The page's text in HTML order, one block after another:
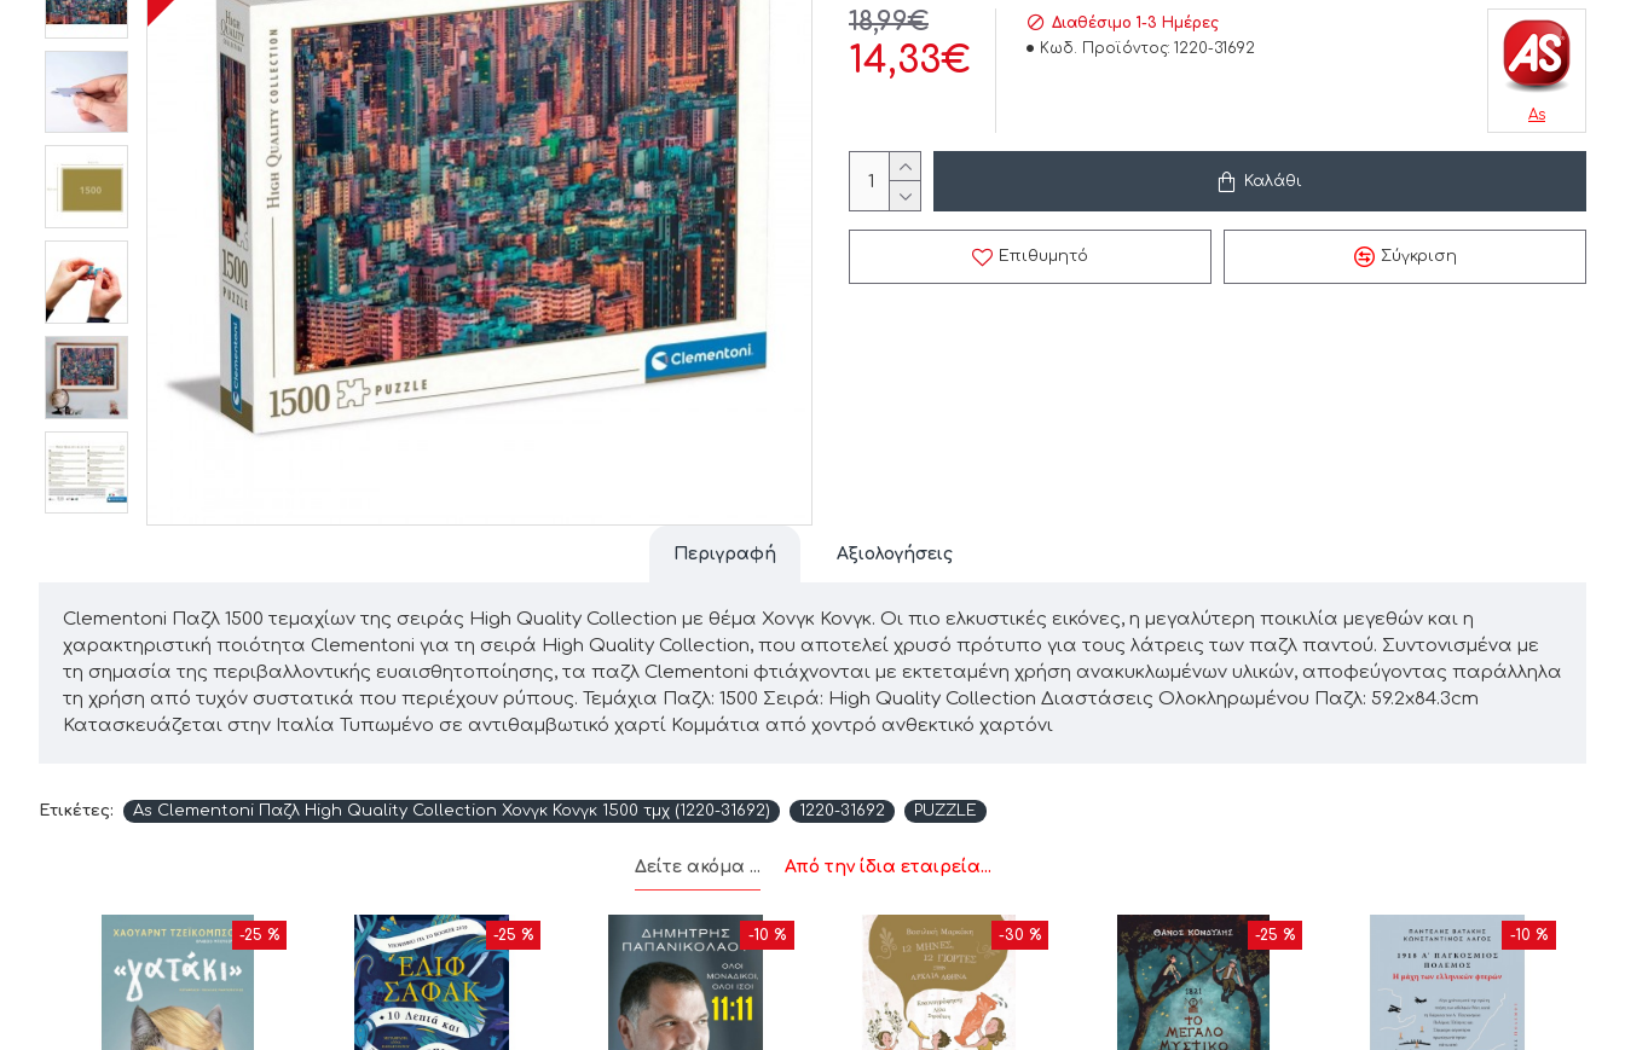
14,33€
18,99€
Διαθέσιμο 1-3 Ημέρες
Κωδ. Προϊόντος: 1220-31692
As
Καλάθι
Επιθυμητό Σύγκριση
Περιγραφή Αξιολογήσεις
Clementoni Παζλ 1500 τεμαχίων της σειράς High Quality Collection με θέμα Χονγκ Κονγκ. Οι πιο ελκυστικές εικόνες, η μεγαλύτερη ποικιλία μεγεθών και η
χαρακτηριστική ποιότητα Clementoni για τη σειρά High Quality Collection, που αποτελεί χρυσό πρότυπο για τους λάτρεις των παζλ παντού. Συντονισμένα με
τη σημασία της περιβαλλοντικής ευαισθητοποίησης, τα παζλ Clementoni φτιάχνονται με εκτεταμένη χρήση ανακυκλωμένων υλικών, αποφεύγοντας παράλληλα
τη χρήση από τυχόν συστατικά που περιέχουν ρύπους. Τεμάχια Παζλ: 1500 Σειρά: High Quality Collection Διαστάσεις Ολοκληρωμένου Παζλ: 59.2x84.3cm
Κατασκευάζεται στην Ιταλία Τυπωμένο σε αντιθαμβωτικό χαρτί Κομμάτια από χοντρό ανθεκτικό χαρτόνι
Ετικέτες: As Clementoni Παζλ High Quality Collection Χονγκ Κονγκ 1500 τμχ (1220-31692) 1220-31692 PUZZLE
Δείτε ακόμα ... Από την ίδια εταιρεία...
-25 % -25 % -10 % -30 % -25 % -10 %